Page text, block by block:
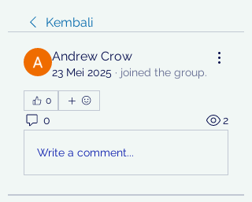
Kembali
Andrew Crow
23 Mei 2025 · joined the group.
0
0 2
Write a comment...